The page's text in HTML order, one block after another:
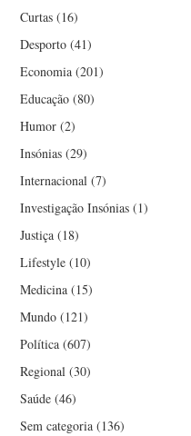
Curtas (16)
Desporto (41)
Economia (201)
Educação (80)
Humor (2)
Insónias (29)
Internacional (7)
Investigação Insónias (1)
Justiça (18)
Lifestyle (10)
Medicina (15)
Mundo (121)
Política (607)
Regional (30)
Saúde (46)
Sem categoria (136)